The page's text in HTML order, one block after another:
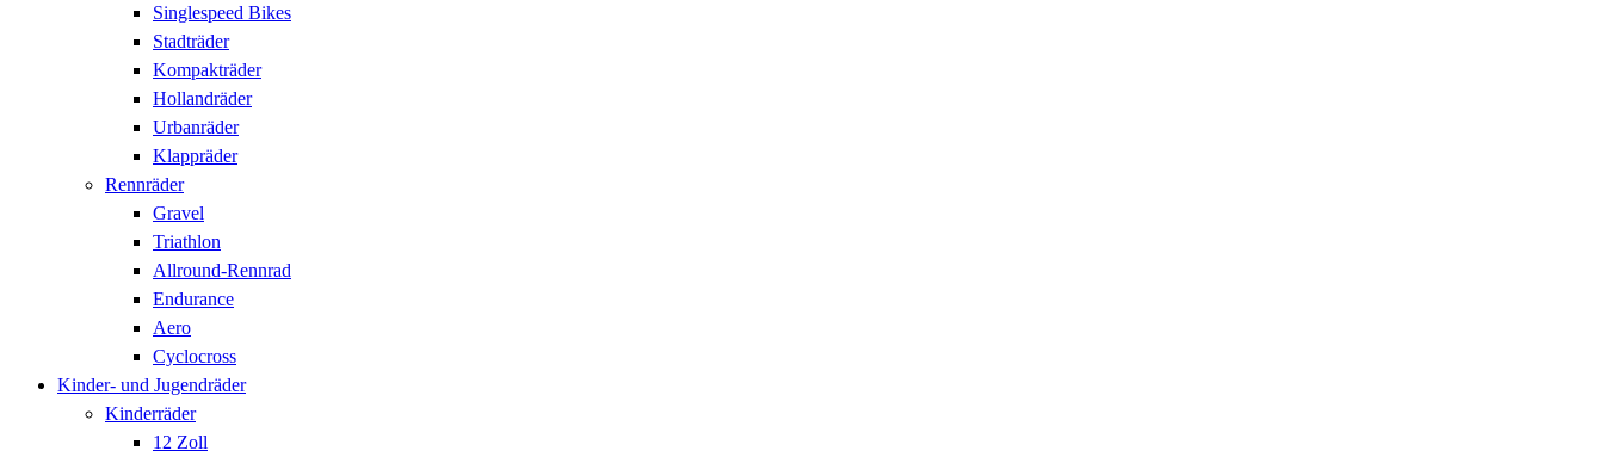
Singlespeed Bikes
Stadträder
Kompakträder
Hollandräder
Urbanräder
Klappräder
Rennräder
Gravel
Triathlon
Allround-Rennrad
Endurance
Aero
Cyclocross
Kinder- und Jugendräder
Kinderräder
12 Zoll